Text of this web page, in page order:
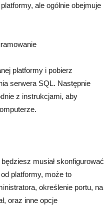
ale ogólnie obejmuje
platformy i pobierz
serwera SQL. Następnie
z instrukcjami, aby
musiał skonfigurować
platformy, może to
określenie portu, na
oraz inne opcje